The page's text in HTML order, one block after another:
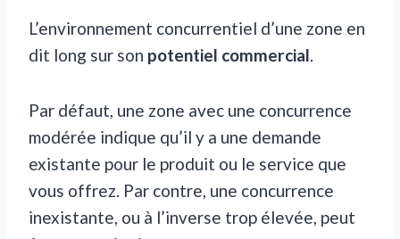
L’environnement concurrentiel d’une zone en
dit long sur son potentiel commercial.
Par défaut, une zone avec une concurrence
modérée indique qu’il y a une demande
existante pour le produit ou le service que
vous offrez. Par contre, une concurrence
inexistante, ou à l’inverse trop élevée, peut